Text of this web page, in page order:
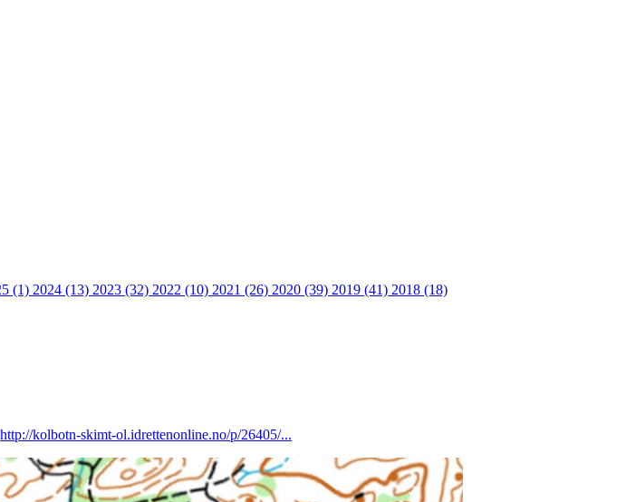
(1) 2024 (13) 2023 (32) 2022 (10) 2021 (26) 2020 (39) 2019 (41) 2018 (18)
http://kolbotn-skimt-ol.idrettenonline.no/p/26405/...